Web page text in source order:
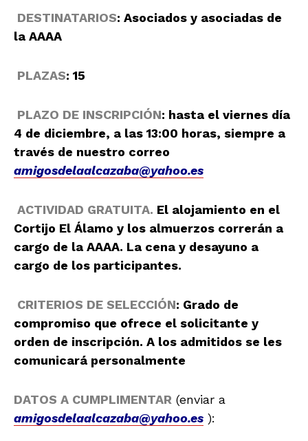
DESTINATARIOS: Asociados y asociadas de
la AAAA
PLAZAS: 15
PLAZO DE INSCRIPCIÓN: hasta el viernes día
4 de diciembre, a las 13:00 horas, siempre a
través de nuestro correo
amigosdelaalcazaba@yahoo.es
ACTIVIDAD GRATUITA. El alojamiento en el
Cortijo El Álamo y los almuerzos correrán a
cargo de la AAAA. La cena y desayuno a
cargo de los participantes.
CRITERIOS DE SELECCIÓN: Grado de
compromiso que ofrece el solicitante y
orden de inscripción. A los admitidos se les
comunicará personalmente
DATOS A CUMPLIMENTAR (enviar a
amigosdelaalcazaba@yahoo.es ):